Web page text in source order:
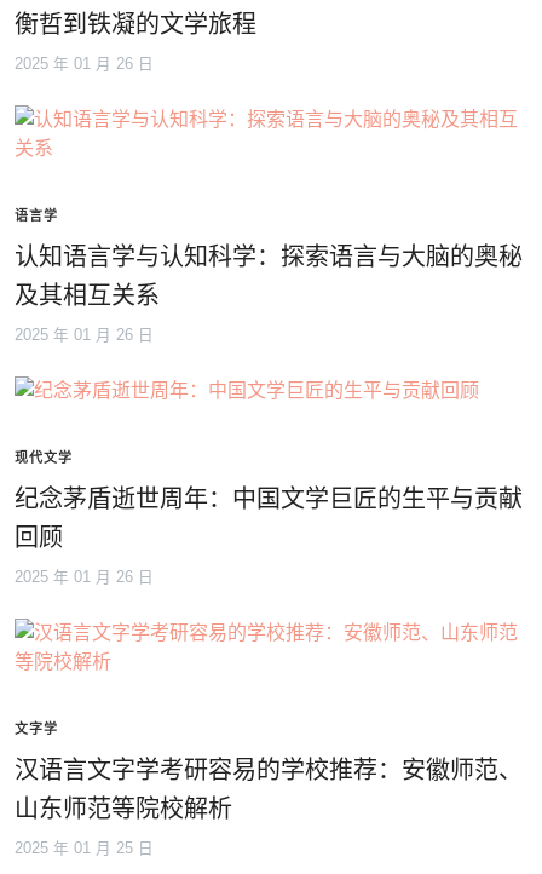
衡哲到铁凝的文学旅程
2025 年 01 月 26 日
语言学
认知语言学与认知科学：探索语言与大脑的奥秘
及其相互关系
2025 年 01 月 26 日
现代文学
纪念茅盾逝世周年：中国文学巨匠的生平与贡献
回顾
2025 年 01 月 26 日
文字学
汉语言文字学考研容易的学校推荐：安徽师范、
山东师范等院校解析
2025 年 01 月 25 日